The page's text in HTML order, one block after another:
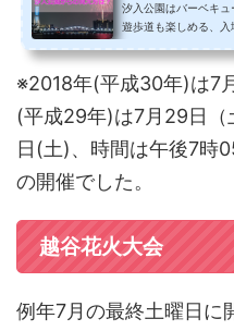
汐入公園はバーベキュ
遊歩道も楽しめる、入
※2018年(平成30年)は7
(平成29年)は7月29日
日(土)、時間は午後7時
の開催でした。
越谷花火大会
例年7月の最終土曜日に